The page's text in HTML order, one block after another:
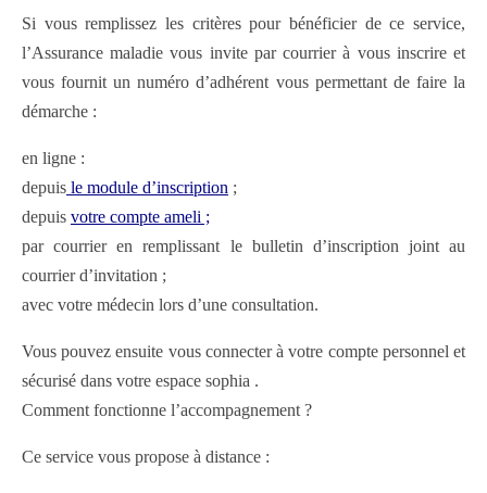
Si vous remplissez les critères pour bénéficier de ce service,
l’Assurance maladie vous invite par courrier à vous inscrire et
vous fournit un numéro d’adhérent vous permettant de faire la
démarche :
en ligne :
depuis le module d’inscription ;
depuis votre compte ameli ;
par courrier en remplissant le bulletin d’inscription joint au
courrier d’invitation ;
avec votre médecin lors d’une consultation.
Vous pouvez ensuite vous connecter à votre compte personnel et
sécurisé dans votre espace sophia .
Comment fonctionne l’accompagnement ?
Ce service vous propose à distance :